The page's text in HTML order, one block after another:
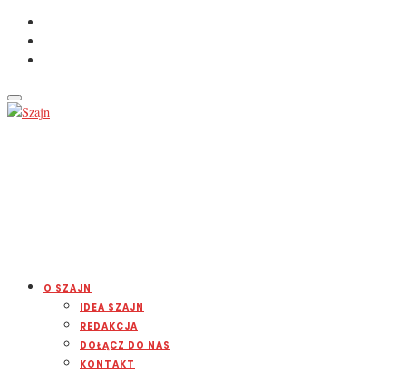
O SZAJN
IDEA SZAJN
REDAKCJA
DOŁĄCZ DO NAS
KONTAKT